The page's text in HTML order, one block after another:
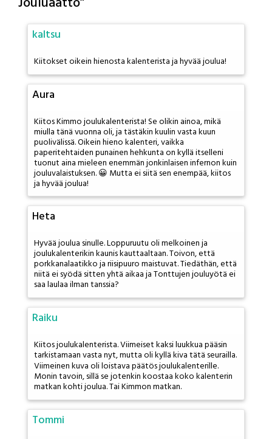
kaltsu
Kiitokset oikein hienosta kalenterista ja hyvää joulua!
Aura
Kiitos Kimmo joulukalenterista! Se olikin ainoa, mikä
miulla tänä vuonna oli, ja tästäkin kuulin vasta kuun
puolivälissä. Oikein hieno kalenteri, vaikka
paperitehtaiden punainen hehkunta on kyllä itselleni
tuonut aina mieleen enemmän jonkinlaisen infernon kuin
jouluvalaistuksen. 😀 Mutta ei siitä sen enempää, kiitos
ja hyvää joulua!
Heta
Hyvää joulua sinulle. Loppuruutu oli melkoinen ja
joulukalenterikin kaunis kauttaaltaan. Toivon, että
porkkanalaatikko ja riisipuuro maistuvat. Tiedäthän, että
niitä ei syödä sitten yhtä aikaa ja Tonttujen jouluyötä ei
saa laulaa ilman tanssia?
Raiku
Kiitos joulukalenterista. Viimeiset kaksi luukkua pääsin
tarkistamaan vasta nyt, mutta oli kyllä kiva tätä seurailla.
Viimeinen kuva oli loistava päätös joulukalenterille.
Monin tavoin, sillä se jotenkin koostaa koko kalenterin
matkan kohti joulua. Tai Kimmon matkan.
Tommi